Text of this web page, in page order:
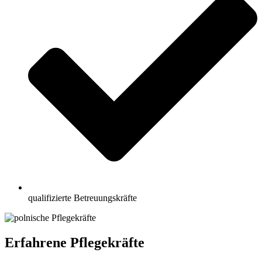
qualifizierte Betreuungskräfte
Erfahrene Pflegekräfte